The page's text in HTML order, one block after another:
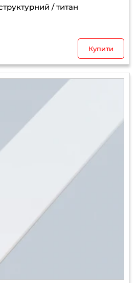
/ титан
Купити